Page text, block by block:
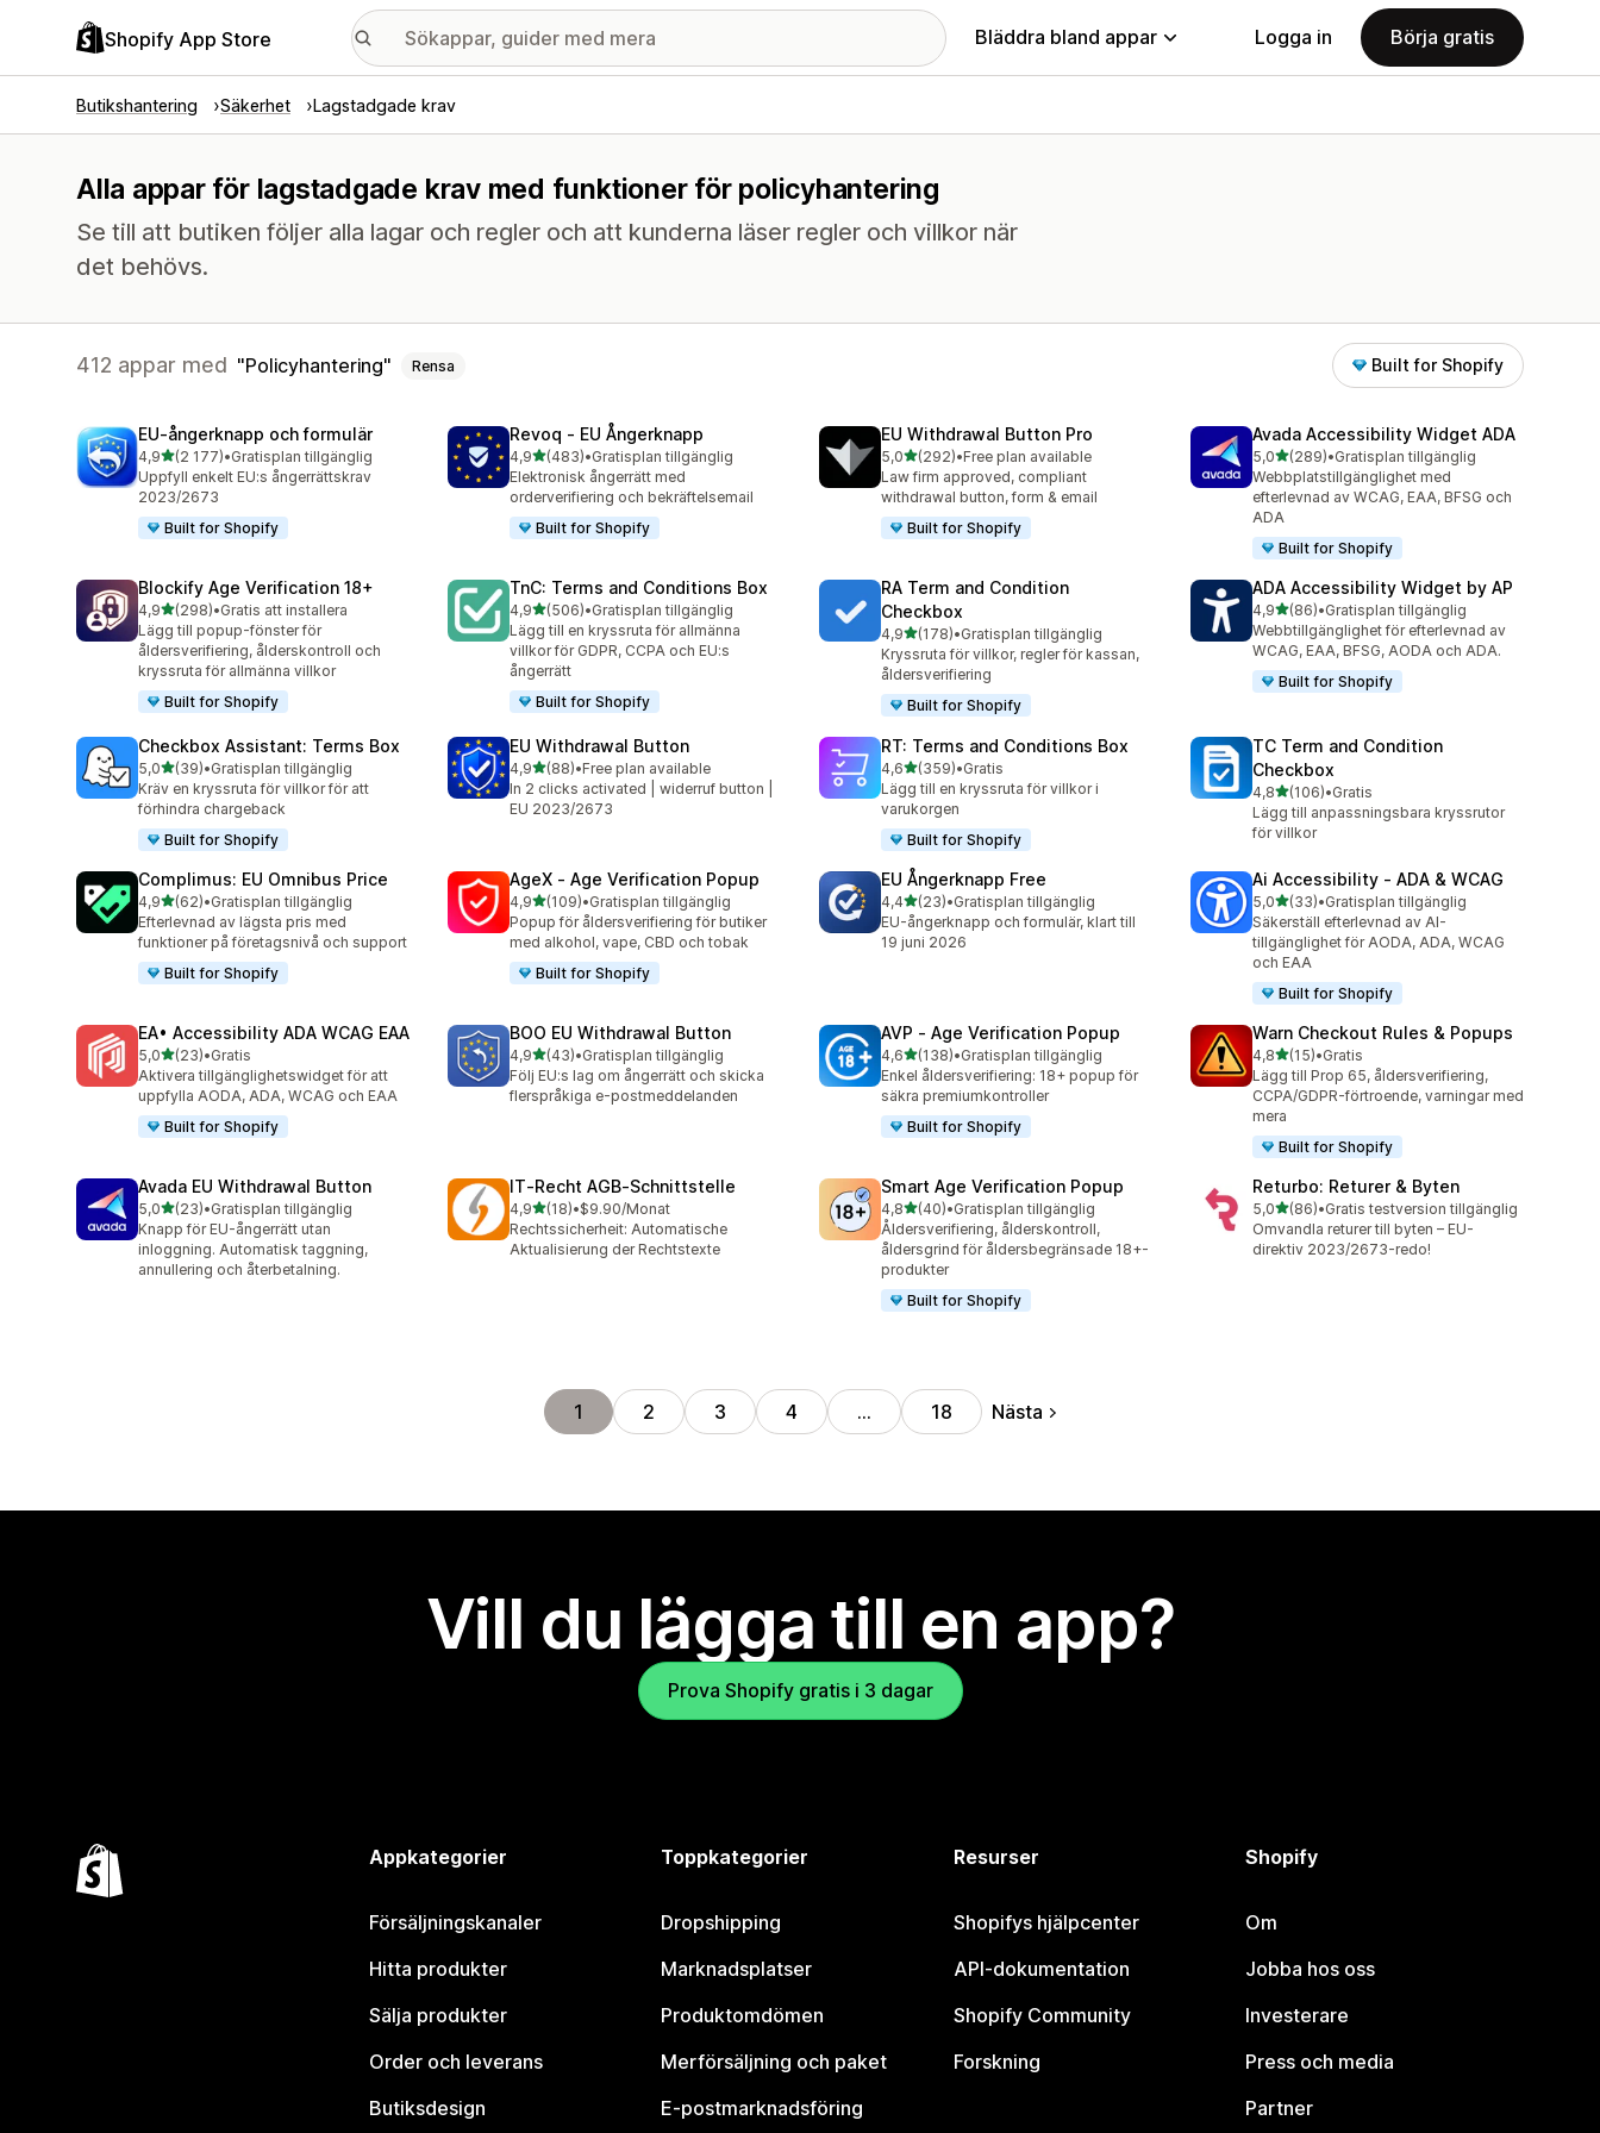
Shopify App Store Bläddra bland appar Logga in Börja gratis
Butikshantering Säkerhet Lagstadgade krav
Alla appar för lagstadgade krav med funktioner för policyhantering
Se till att butiken följer alla lagar och regler och att kunderna läser regler och villkor när
det behövs.
412 appar med Policyhantering Rensa Built for Shopify
EU‑ångerknapp och formulär
4,9av 5 stjärnor
(2 177)
2177 recensioner totalt
•Gratisplan tillgänglig
Uppfyll enkelt EU:s ångerrättskrav
2023/2673
Built for Shopify
Revoq ‑ EU Ångerknapp
4,9av 5 stjärnor
(483)
483 recensioner totalt
•Gratisplan tillgänglig
Elektronisk ångerrätt med
orderverifiering och bekräftelsemail
Built for Shopify
EU Withdrawal Button Pro
5,0av 5 stjärnor
(292)
292 recensioner totalt
•Free plan available
Law firm approved, compliant
withdrawal button, form & email
Built for Shopify
Avada Accessibility Widget ADA
5,0av 5 stjärnor
(289)
289 recensioner totalt
•Gratisplan tillgänglig
Webbplatstillgänglighet med
efterlevnad av WCAG, EAA, BFSG och
ADA
Built for Shopify
Blockify Age Verification 18+
4,9av 5 stjärnor
(298)
298 recensioner totalt
•Gratis att installera
Lägg till popup-fönster för
åldersverifiering, ålderskontroll och
kryssruta för allmänna villkor
Built for Shopify
TnC: Terms and Conditions Box
4,9av 5 stjärnor
(506)
506 recensioner totalt
•Gratisplan tillgänglig
Lägg till en kryssruta för allmänna
villkor för GDPR, CCPA och EU:s
ångerrätt
Built for Shopify
RA Term and Condition
Checkbox
4,9av 5 stjärnor
(178)
178 recensioner totalt
•Gratisplan tillgänglig
Kryssruta för villkor, regler för kassan,
åldersverifiering
Built for Shopify
ADA Accessibility Widget by AP
4,9av 5 stjärnor
(86)
86 recensioner totalt
•Gratisplan tillgänglig
Webbtillgänglighet för efterlevnad av
WCAG, EAA, BFSG, AODA och ADA.
Built for Shopify
Checkbox Assistant: Terms Box
5,0av 5 stjärnor
(39)
39 recensioner totalt
•Gratisplan tillgänglig
Kräv en kryssruta för villkor för att
förhindra chargeback
Built for Shopify
EU Withdrawal Button
4,9av 5 stjärnor
(88)
88 recensioner totalt
•Free plan available
In 2 clicks activated | widerruf button |
EU 2023/2673
RT: Terms and Conditions Box
4,6av 5 stjärnor
(359)
359 recensioner totalt
•Gratis
Lägg till en kryssruta för villkor i
varukorgen
Built for Shopify
TC Term and Condition
Checkbox
4,8av 5 stjärnor
(106)
106 recensioner totalt
•Gratis
Lägg till anpassningsbara kryssrutor
för villkor
Complimus: EU Omnibus Price
4,9av 5 stjärnor
(62)
62 recensioner totalt
•Gratisplan tillgänglig
Efterlevnad av lägsta pris med
funktioner på företagsnivå och support
Built for Shopify
AgeX ‑ Age Verification Popup
4,9av 5 stjärnor
(109)
109 recensioner totalt
•Gratisplan tillgänglig
Popup för åldersverifiering för butiker
med alkohol, vape, CBD och tobak
Built for Shopify
EU Ångerknapp Free
4,4av 5 stjärnor
(23)
23 recensioner totalt
•Gratisplan tillgänglig
EU-ångerknapp och formulär, klart till
19 juni 2026
Ai Accessibility ‑ ADA & WCAG
5,0av 5 stjärnor
(33)
33 recensioner totalt
•Gratisplan tillgänglig
Säkerställ efterlevnad av AI-
tillgänglighet för AODA, ADA, WCAG
och EAA
Built for Shopify
EA• Accessibility ADA WCAG EAA
5,0av 5 stjärnor
(23)
23 recensioner totalt
•Gratis
Aktivera tillgänglighetswidget för att
uppfylla AODA, ADA, WCAG och EAA
Built for Shopify
BOO EU Withdrawal Button
4,9av 5 stjärnor
(43)
43 recensioner totalt
•Gratisplan tillgänglig
Följ EU:s lag om ångerrätt och skicka
flerspråkiga e-postmeddelanden
AVP ‑ Age Verification Popup
4,6av 5 stjärnor
(138)
138 recensioner totalt
•Gratisplan tillgänglig
Enkel åldersverifiering: 18+ popup för
säkra premiumkontroller
Built for Shopify
Warn Checkout Rules & Popups
4,8av 5 stjärnor
(15)
15 recensioner totalt
•Gratis
Lägg till Prop 65, åldersverifiering,
CCPA/GDPR-förtroende, varningar med
mera
Built for Shopify
Avada EU Withdrawal Button
5,0av 5 stjärnor
(23)
23 recensioner totalt
•Gratisplan tillgänglig
Knapp för EU-ångerrätt utan
inloggning. Automatisk taggning,
annullering och återbetalning.
IT‑Recht AGB‑Schnittstelle
4,9av 5 stjärnor
(18)
18 recensioner totalt
•$9.90/Monat
Rechtssicherheit: Automatische
Aktualisierung der Rechtstexte
Smart Age Verification Popup
4,8av 5 stjärnor
(40)
40 recensioner totalt
•Gratisplan tillgänglig
Åldersverifiering, ålderskontroll,
åldersgrind för åldersbegränsade 18+-
produkter
Built for Shopify
Returbo: Returer & Byten
5,0av 5 stjärnor
(86)
86 recensioner totalt
•Gratis testversion tillgänglig
Omvandla returer till byten – EU-
direktiv 2023/2673-redo!
1 2 3 4 … 18 Nästa
Vill du lägga till en app?
Prova Shopify gratis i 3 dagar
Appkategorier
Försäljningskanaler
Hitta produkter
Sälja produkter
Order och leverans
Butiksdesign
Toppkategorier
Dropshipping
Marknadsplatser
Produktomdömen
Merförsäljning och paket
E-postmarknadsföring
Resurser
Shopifys hjälpcenter
API-dokumentation
Shopify Community
Forskning
Shopify
Om
Jobba hos oss
Investerare
Press och media
Partner